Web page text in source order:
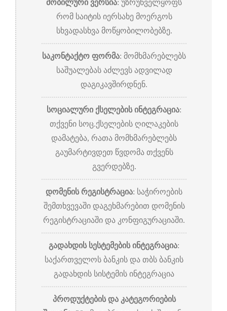
მობილური ვერსია: უზრუნველყოფს
რომ საიტის იერსახე მოერგოს
სხვადასხვა მოწყობილობებზე.
საკონტაქტო ფორმა: მომხმარებლებს
საშუალებას აძლევს ადვილად
დაგიკავშირდნენ.
სოციალური ქსელების ინტეგრაცია:
თქვენი სოც.ქსელების ღილაკების
დამატება, რათა მომხმარებლებს
გაუმარტივდეთ წვდომა თქვენს
გვერდებზე.
დომენის რეგისტრაცია: საჭიროების
შემთხვევაში დაგეხმარებით დომენის
რეგისტრაციაში და კონფიგურაციაში.
გადახდის სესტემების ინტეგრაცია:
საქართველოს ბანკის და თბს ბანკის
გადახდის სისტემის ინტეგრაცია
პროდუქტების და კატეგორიების